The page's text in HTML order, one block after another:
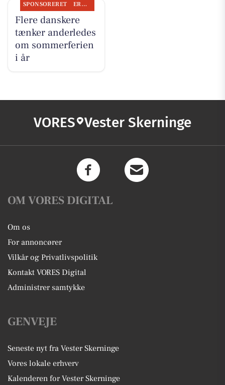
SPONSORERET ERHVERV
Flere danskere
tænker anderledes
om sommerferien
i år
VORES Vester Skerninge
OM VORES DIGITAL
Om os
For annoncører
Vilkår og Privatlivspolitik
Kontakt VORES Digital
Administrer samtykke
GENVEJE
Seneste nyt fra Vester Skerninge
Vores lokale erhverv
Kalenderen for Vester Skerninge